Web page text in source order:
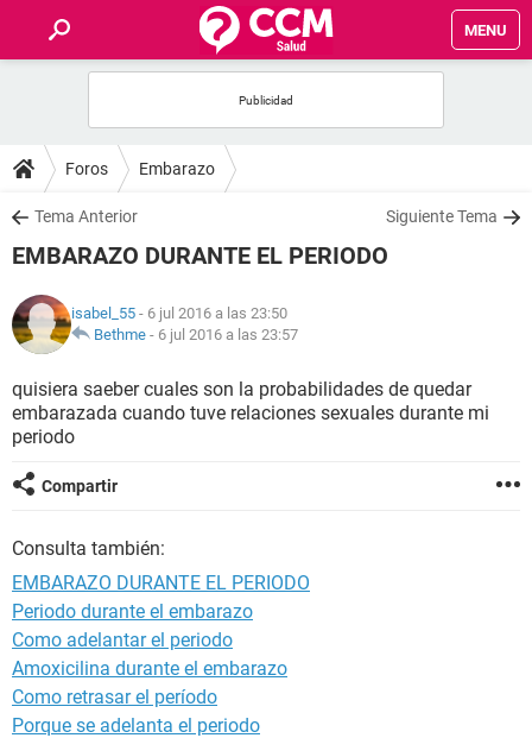
MENU
FOROS
SALUD
NUTRICIÓN
BIENESTAR
Foros Embarazo
Tema Anterior Siguiente Tema
EMBARAZO DURANTE EL PERIODO
isabel_55 - 6 jul 2016 a las 23:50
Bethme - 6 jul 2016 a las 23:57
quisiera saeber cuales son la probabilidades de quedar
embarazada cuando tuve relaciones sexuales durante mi
periodo
Compartir
Consulta también:
EMBARAZO DURANTE EL PERIODO
Periodo durante el embarazo
Como adelantar el periodo
Amoxicilina durante el embarazo
Como retrasar el período
Porque se adelanta el periodo